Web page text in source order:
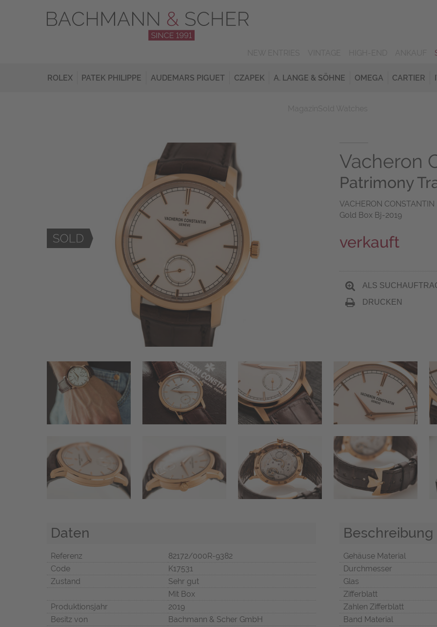
ROLEX PATEK PHILIPPE AUDEMARS PIGUET CZAPEK A. LANGE & SÖHNE OMEGA CARTIER
Vacheron
Patrimony
VACHERON
Gold Box Bj-2019
verkauft
ALS
DRUCKEN
Daten
Referenz
82172/000R-9382
Code
K17531
Zustand
Sehr gut
Mit Box
Produktionsjahr
2019
Besitz von
Bachmann & Scher GmbH
Beschreibung
Gehäuse Material
Durchmesser
Glas
Zifferblatt
Zahlen Zifferblatt
Band Material